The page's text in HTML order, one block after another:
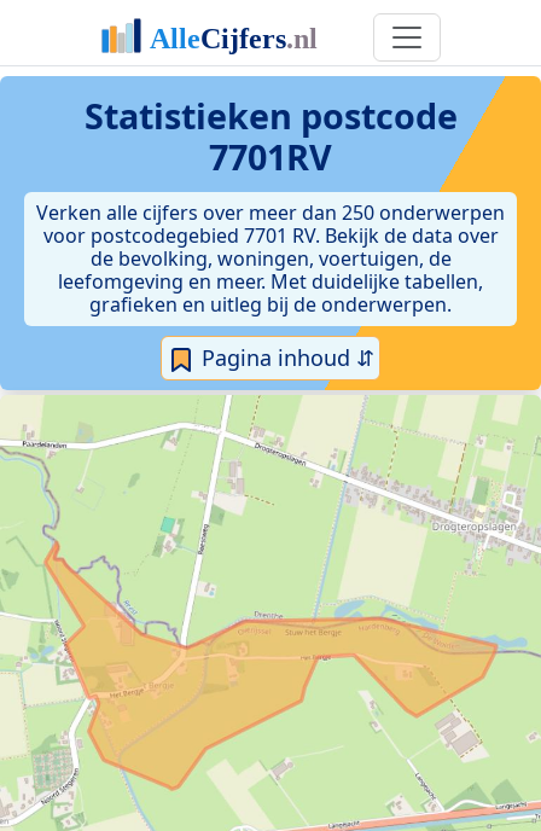
Statistieken postcode
7701RV
Verken alle cijfers over meer dan 250 onderwerpen
voor postcodegebied 7701 RV. Bekijk de data over
de bevolking, woningen, voertuigen, de
leefomgeving en meer. Met duidelijke tabellen,
grafieken en uitleg bij de onderwerpen.
Pagina inhoud ⇵